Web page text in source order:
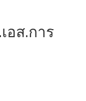
อส.การ